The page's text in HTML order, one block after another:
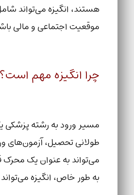
هستند، انگیزه می‌تواند
موقعیت اجتماعی و مالی
چرا انگیزه مهم است؟
مسیر ورود به رشته
طولانی تحصیل، آزمون‌های
می‌تواند به عنوان یک
به طور خاص، انگیزه